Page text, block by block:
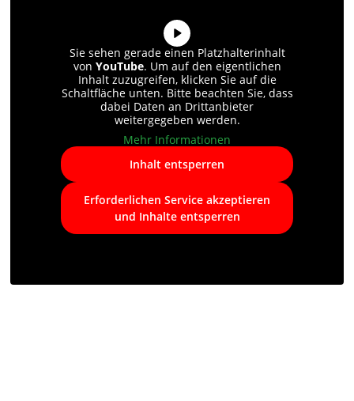
Sie sehen gerade einen Platzhalterinhalt
von YouTube. Um auf den eigentlichen
Inhalt zuzugreifen, klicken Sie auf die
Schaltfläche unten. Bitte beachten Sie, dass
dabei Daten an Drittanbieter
weitergegeben werden.
Mehr Informationen
Inhalt entsperren
Erforderlichen Service akzeptieren
und Inhalte entsperren